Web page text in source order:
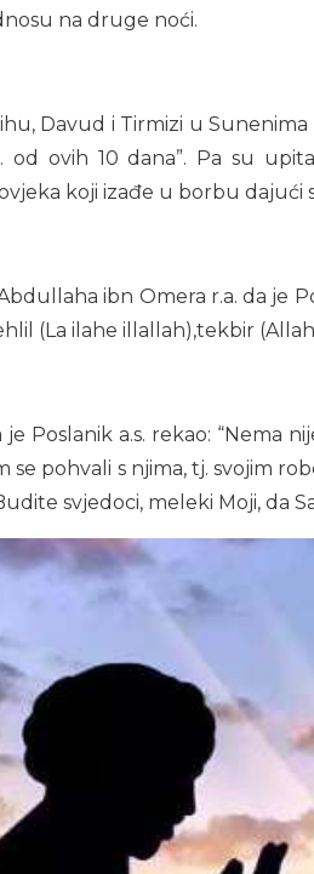
na druge noći.
Davud i Tirmizi u
od ovih 10 dana”. Pa su
koji izađe u borbu dajući
ibn Omera r.a. da je
(La ilahe illallah),tekbir
je Poslanik a.s. rekao:
se pohvali s njima, tj. svojim
svjedoci, meleki Moji, da